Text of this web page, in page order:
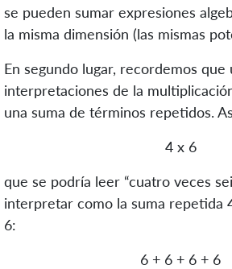
se pueden sumar expresiones
la misma dimensión (las mismas
En segundo lugar, recordemos que
interpretaciones de la
una suma de términos repetidos.
4 x 6
que se podría leer “cuatro veces
interpretar como la suma repetida
6:
6 + 6 + 6 + 6